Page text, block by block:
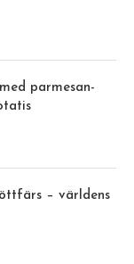
parmesan-
– världens